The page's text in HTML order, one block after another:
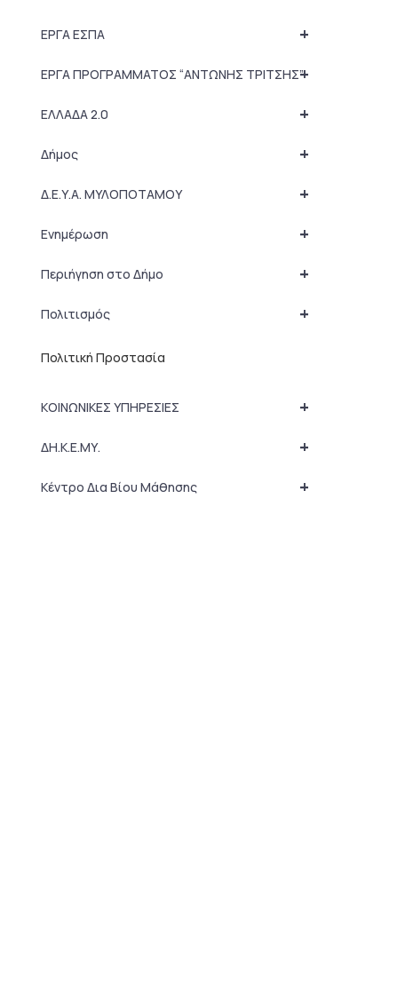
+
ΕΡΓΑ ΕΣΠΑ
+
ΕΡΓΑ ΠΡΟΓΡΑΜΜΑΤΟΣ “ΑΝΤΩΝΗΣ ΤΡΙΤΣΗΣ”
+
ΕΛΛΑΔΑ 2.0
+
Δήμος
+
Δ.Ε.Υ.Α. ΜΥΛΟΠΟΤΑΜΟΥ
+
Ενημέρωση
+
Περιήγηση στο Δήμο
+
Πολιτισμός
Πολιτική Προστασία
+
ΚΟΙΝΩΝΙΚΕΣ ΥΠΗΡΕΣΙΕΣ
+
ΔΗ.Κ.Ε.ΜΥ.
+
Κέντρο Δια Βίου Μάθησης